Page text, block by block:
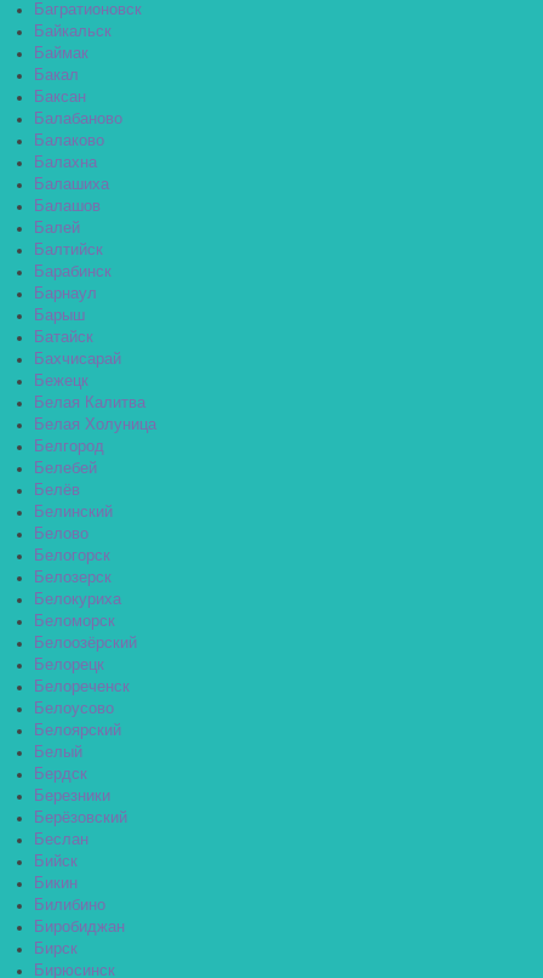
Багратионовск
Байкальск
Баймак
Бакал
Баксан
Балабаново
Балаково
Балахна
Балашиха
Балашов
Балей
Балтийск
Барабинск
Барнаул
Барыш
Батайск
Бахчисарай
Бежецк
Белая Калитва
Белая Холуница
Белгород
Белебей
Белёв
Белинский
Белово
Белогорск
Белозерск
Белокуриха
Беломорск
Белоозёрский
Белорецк
Белореченск
Белоусово
Белоярский
Белый
Бердск
Березники
Берёзовский
Беслан
Бийск
Бикин
Билибино
Биробиджан
Бирск
Бирюсинск